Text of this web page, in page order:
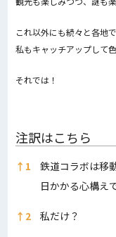
これ以外にも続々と各地
私もキャッチアップして
それでは！
注訳はこちら
注訳はこちら
↑ 1
鉄道コラボは移
日かかる心構え
↑ 2 私だけ？